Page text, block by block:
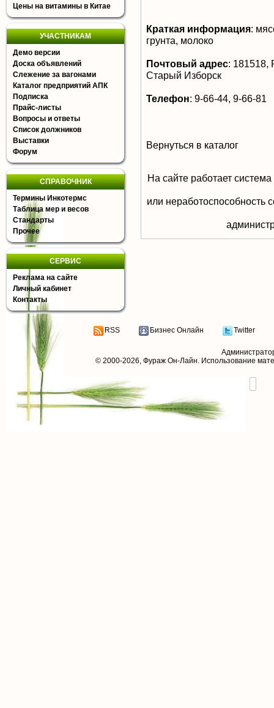
Цены на витамины в Китае
УЧАСТНИКАМ
Демо версии
Доска объявлений
Слежение за вагонами
Каталог предприятий АПК
Подписка
Прайс-листы
Вопросы и ответы
Список должников
Выставки
Форум
СПРАВОЧНИК
Термины Инкотермс
Таблица мер и весов
Стандарты
Прочее
СЕРВИС
Реклама на сайте
Личный кабинет
Контакты
Краткая информация:
грунта, молоко
Почтовый адрес: 181518,
Старый Изборск
Телефон: 9-66-44, 9-66-81
Вернуться в каталог
На сайте работает
или неработоспособность
RSS Бизнес Онлайн Twitter
© 2000-2026, Фураж Он-Лайн. Использование